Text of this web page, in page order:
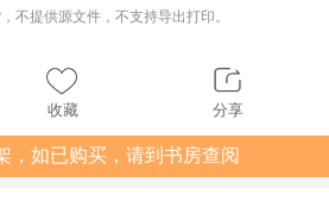
不提供源文件，不支持导出打印。
收藏 分享
，如已购买，请到书房查阅